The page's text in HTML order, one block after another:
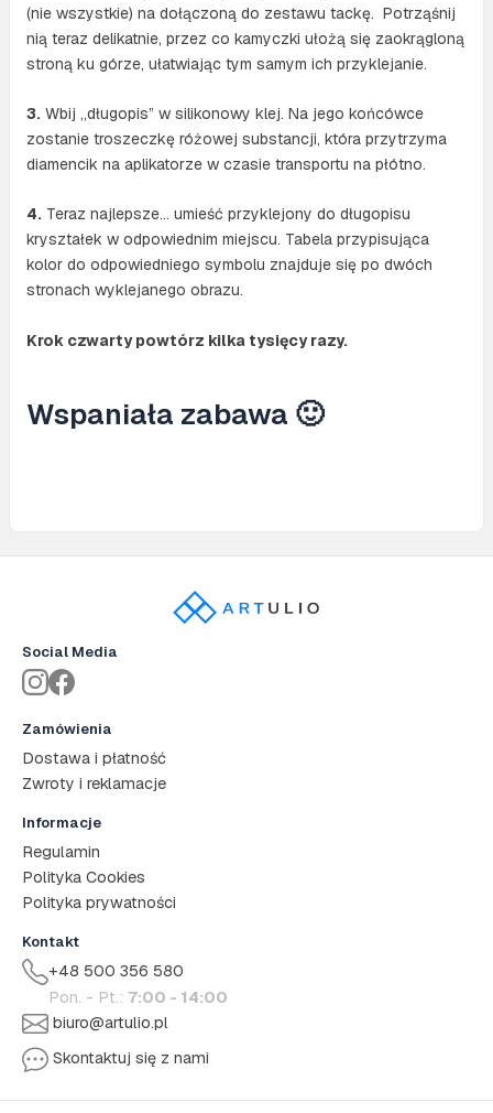
(nie wszystkie) na dołączoną do zestawu tackę. Potrząśnij
nią teraz delikatnie, przez co kamyczki ułożą się zaokrągloną
stroną ku górze, ułatwiając tym samym ich przyklejanie.
3.Wbij „długopis” w silikonowy klej. Na jego końcówce
zostanie troszeczkę różowej substancji, która przytrzyma
diamencik na aplikatorze w czasie transportu na płótno.
4.Teraz najlepsze… umieść przyklejony do długopisu
kryształek w odpowiednim miejscu. Tabela przypisująca
kolor do odpowiedniego symbolu znajduje się po dwóch
stronach wyklejanego obrazu.
Krok czwarty powtórz kilka tysięcy razy.
Wspaniała zabawa 🙂
Zamówienia
Dostawa i płatność
Zwroty i reklamacje
Informacje
Regulamin
Polityka Cookies
Polityka prywatności
Kontakt
+48 500 356 580
Pon. - Pt.: 7:00 - 14:00
biuro@artulio.pl
Skontaktuj się z nami
Social Media